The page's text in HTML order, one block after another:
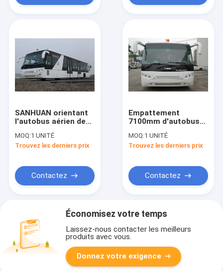
SANHUAN orientant
l'autobus aérien de
77 passagers avec la
suspension
pneumatique
MOQ:1 UNITÉ
Trouvez les derniers prix
Contactez
Empattement
7100mm d'autobus
de limousine
d'aéroport de car de
macadam de Seat de
MOQ:1 UNITÉ
Trouvez les derniers prix
Contactez
Économisez votre temps
Laissez-nous contacter les meilleurs
produits avec vous.
Donnez votre exigence